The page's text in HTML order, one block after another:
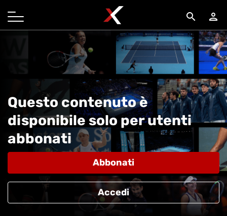
search person
Questo contenuto è
disponibile solo per utenti
abbonati
Abbonati
Accedi